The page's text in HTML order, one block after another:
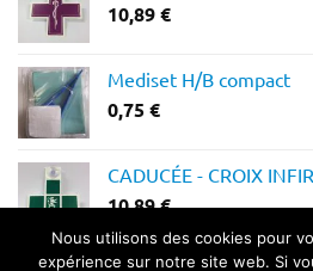
10,89€
Mediset H/B compact
0,75€
CADUCÉE - CROIX
10,89€
Nous utilisons des cookies pour
expérience sur notre site web. Si